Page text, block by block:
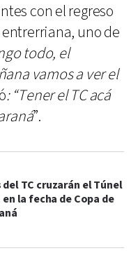
con el regreso
entrerriana, uno de
todo, el
vamos a ver el
: “Tener el TC acá
”.
TC cruzarán el Túnel
la fecha de Copa de